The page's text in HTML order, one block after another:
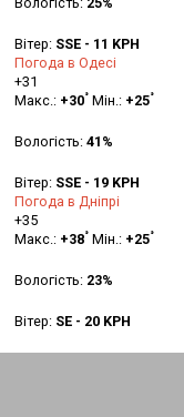
Вітер: SSE - 11 KPH
Погода в Одесі
+31
Макс.: +30° Мін.: +25°
Вологість:41%
Вітер: SSE - 19 KPH
Погода в Дніпрі
+35
Макс.: +38° Мін.: +25°
Вологість: 23%
Вітер: SE - 20 KPH